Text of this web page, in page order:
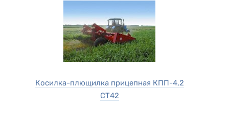
Косилка-плющилка прицепная КПП-4,2
СТ42